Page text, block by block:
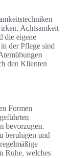
Achtsamkeit
die eigene
der Pflege sind
den Klienten
Formen
bevorzugen.
beruhigen und
Ruhe, welches